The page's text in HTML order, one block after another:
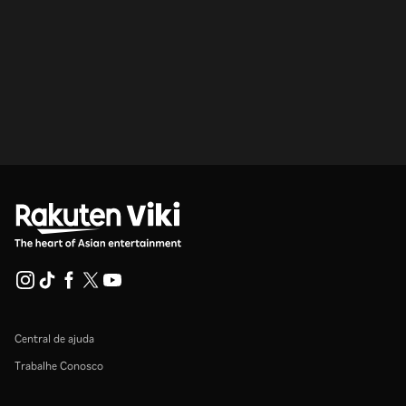
Central de ajuda
Trabalhe Conosco